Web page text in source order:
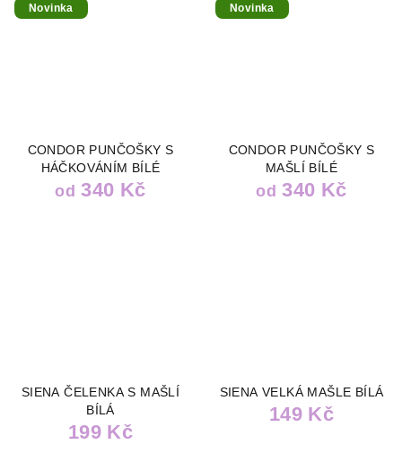
Novinka
CONDOR PUNČOŠKY S
HÁČKOVÁNÍM BÍLÉ
od 340 Kč
Novinka
CONDOR PUNČOŠKY S
MAŠLÍ BÍLÉ
od 340 Kč
SIENA ČELENKA S MAŠLÍ
BÍLÁ
199 Kč
SIENA VELKÁ MAŠLE BÍLÁ
149 Kč